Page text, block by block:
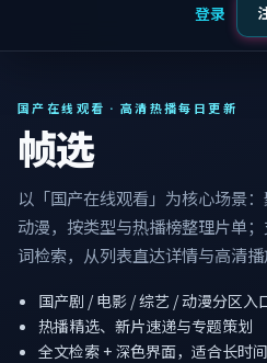
登录
国产在线观看 · 高清热播每日更新
帧选
以「国产在线观看」为核心场景
动漫，按类型与热播榜整理片单
词检索，从列表直达详情与高清播
国产剧 / 电影 / 综艺 / 动漫分区入
热播精选、新片速递与专题策划
全文检索 + 深色界面，适合长时